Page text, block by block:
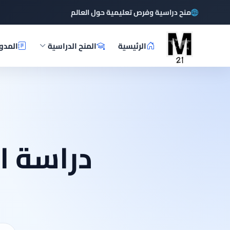
منح دراسية وفرص تعليمية حول العالم
الرئيسية المنح الدراسية
دراسة